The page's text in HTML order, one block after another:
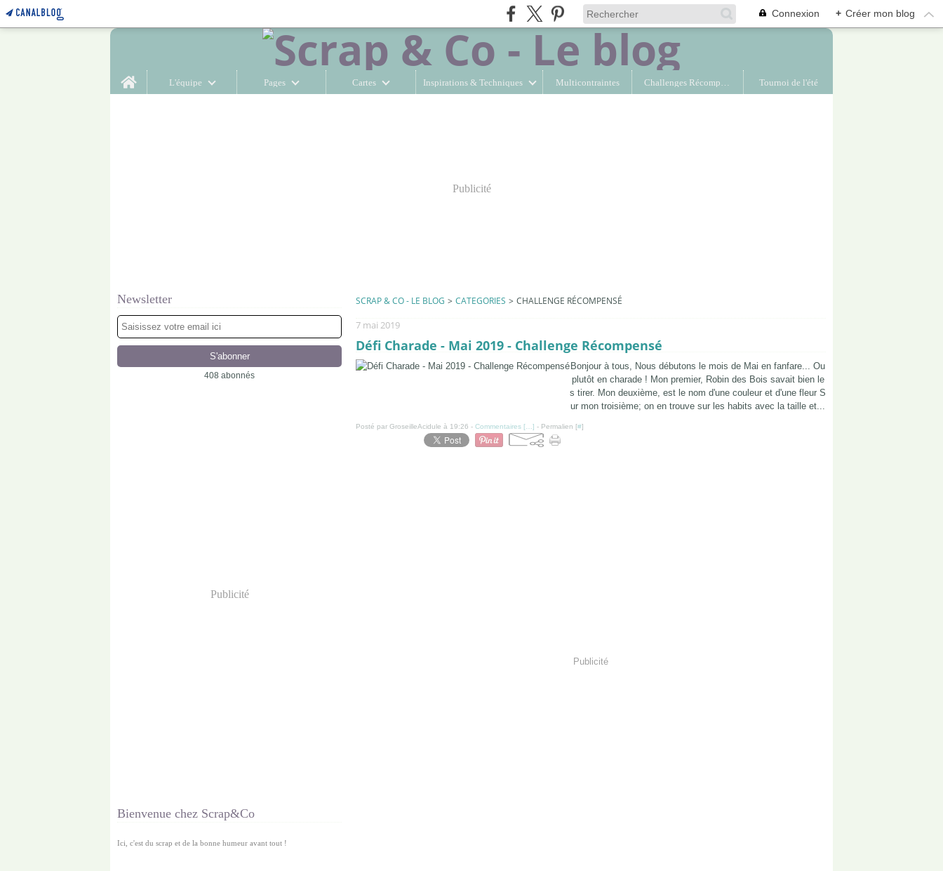
Connexion + Créer mon blog
Home
L'équipe Pages Cartes Inspirations & Techniques Multicontraintes Tournoi de l'été
Publicité
Newsletter
408 abonnés
Publicité
Bienvenue chez Scrap&Co
Ici, c'est du scrap et de la bonne humeur avant tout !
SCRAP & CO - LE BLOG > CATEGORIES > CHALLENGE RÉCOMPENSÉ
7 mai 2019
Défi Charade - Mai 2019 - Challenge Récompensé
Bonjour à tous, Nous débutons le mois de Mai en fanfare... Ou
plutôt en charade ! Mon premier, Robin des Bois savait bien le
s tirer. Mon deuxième, est le nom d'une couleur et d'une fleur S
ur mon troisième; on en trouve sur les habits avec la taille et...
Posté par GroseilleAcidule à 19:26 - Commentaires [ ] - Permalien [#]
Publicité